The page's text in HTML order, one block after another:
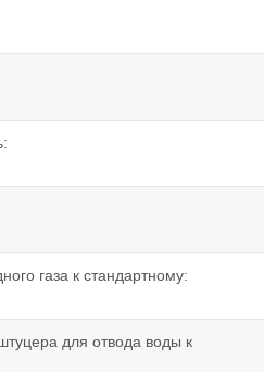
газа к стандартному:
для отвода воды к